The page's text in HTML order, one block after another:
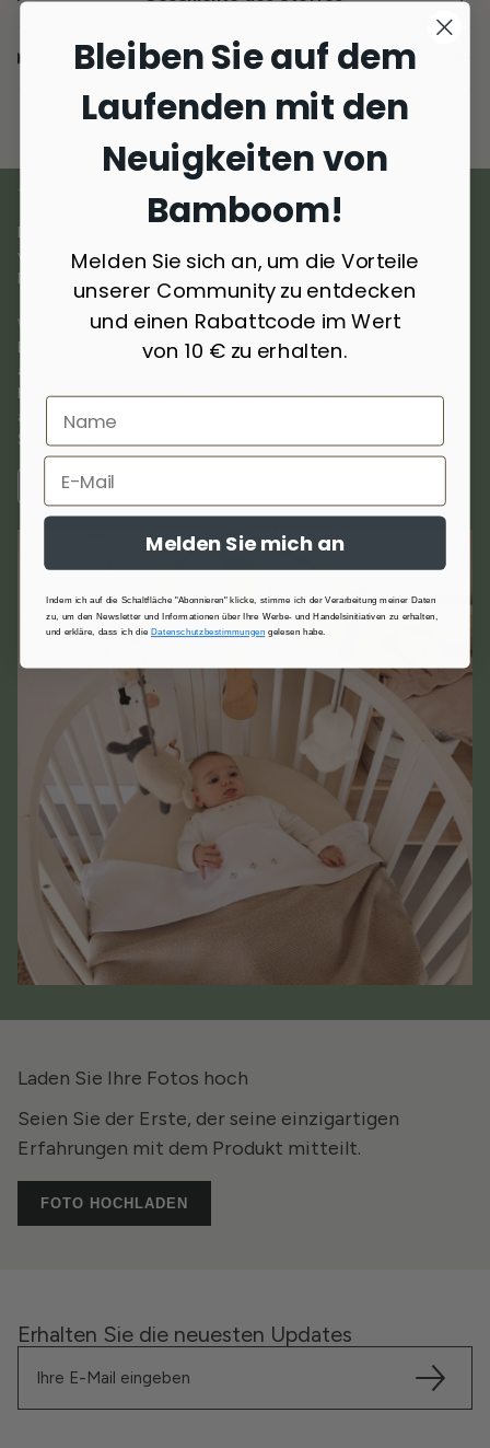
Lieferung und Rückgabe
UNSERE MATERIALIEN
Bamboom entstand aus der Liebe zu natürlichen Materialien und
verbindetInnovation und Nachhaltigkeit, um hochwertige
Produkte für Kinder zu schaffen.
Wir verwendenausgewählte Materialienwie Bambus,
Baumwolle, Wolle, Kaschmir und recycelte Materialien, die
aufgrund ihrer Atmungsaktivität, Weichheit und
Hautfreundlichkeit ausgewählt wurden. Sie sind hypoallergen,
antibakteriell und thermoregulierend und bieten Komfort und
Schutz zu jeder Jahreszeit.
WEITERE INFORMATIONEN
Laden Sie Ihre Fotos hoch
Seien Sie der Erste, der seine einzigartigen
Erfahrungen mit dem Produkt mitteilt.
FOTO HOCHLADEN
Erhalten Sie die neuesten Updates
Bleiben Sie auf dem
Laufenden mit den
Neuigkeiten von
Bamboom!
Melden Sie sich an, um die Vorteile
unserer Community zu entdecken
und einen Rabattcode im Wert
von 10 € zu erhalten.
Melden Sie mich an
Indem ich auf die Schaltfläche "Abonnieren" klicke, stimme ich der Verarbeitung meiner Daten
zu, um den Newsletter und Informationen über Ihre Werbe- und Handelsinitiativen zu erhalten,
und erkläre, dass ich dieDatenschutzbestimmungen gelesen habe.